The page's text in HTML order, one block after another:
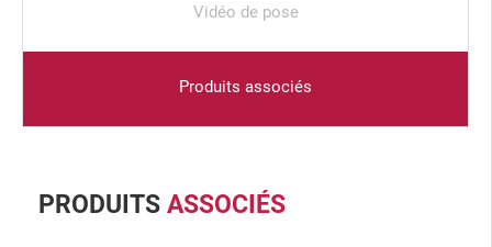
Vidéo de pose
Produits associés
PRODUITS ASSOCIÉS